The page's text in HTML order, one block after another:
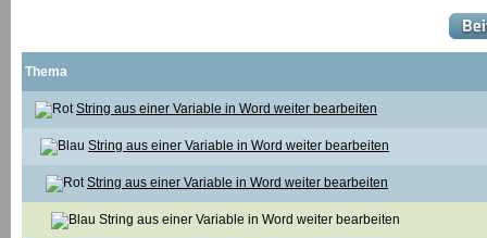
Thema
String aus einer Variable in Word weiter bearbeiten
String aus einer Variable in Word weiter bearbeiten
String aus einer Variable in Word weiter bearbeiten
String aus einer Variable in Word weiter bearbeiten